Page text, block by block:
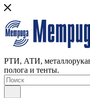
РТИ, АТИ,
полога и тенты.